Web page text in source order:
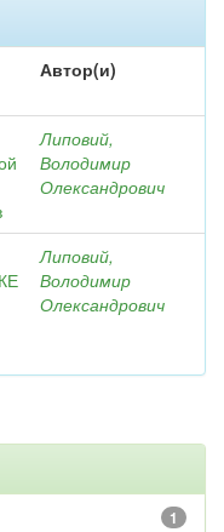
Автор(и)
Липовий,
Володимир
Олександрович
Липовий,
Володимир
Олександрович
1